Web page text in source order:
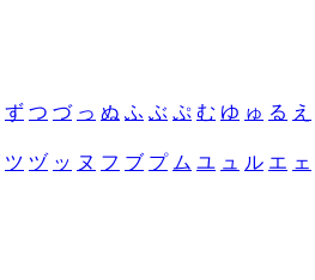
ず つ づ っ ぬ ふ ぶ ぷ む ゆ ゅ る え
ツ ヅ ッ ヌ フ ブ プ ム ユ ュ ル エ ェ